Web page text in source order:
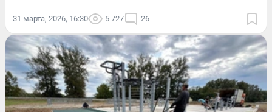
31 марта, 2026, 16:30 5 727 26